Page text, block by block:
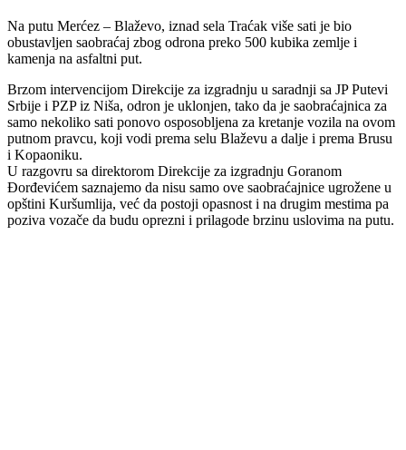
Na putu Merćez – Blaževo, iznad sela Traćak više sati je bio
obustavljen saobraćaj zbog odrona preko 500 kubika zemlje i
kamenja na asfaltni put.
Brzom intervencijom Direkcije za izgradnju u saradnji sa JP Putevi
Srbije i PZP iz Niša, odron je uklonjen, tako da je saobraćajnica za
samo nekoliko sati ponovo osposobljena za kretanje vozila na ovom
putnom pravcu, koji vodi prema selu Blaževu a dalje i prema Brusu
i Kopaoniku.
U razgovru sa direktorom Direkcije za izgradnju Goranom
Đorđevićem saznajemo da nisu samo ove saobraćajnice ugrožene u
opštini Kuršumlija, već da postoji opasnost i na drugim mestima pa
poziva vozače da budu oprezni i prilagode brzinu uslovima na putu.